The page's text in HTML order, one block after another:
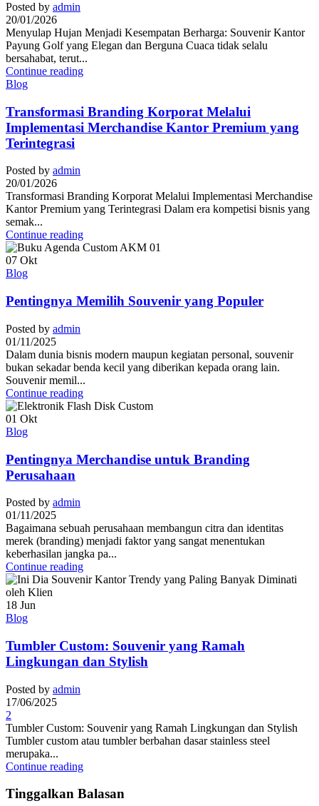
Posted by admin
20/01/2026
Menyulap Hujan Menjadi Kesempatan Berharga: Souvenir Kantor
Payung Golf yang Elegan dan Berguna Cuaca tidak selalu
bersahabat, terut...
Continue reading
Blog
Transformasi Branding Korporat Melalui
Implementasi Merchandise Kantor Premium yang
Terintegrasi
Posted by admin
20/01/2026
Transformasi Branding Korporat Melalui Implementasi Merchandise
Kantor Premium yang Terintegrasi Dalam era kompetisi bisnis yang
semak...
Continue reading
07 Okt
Blog
Pentingnya Memilih Souvenir yang Populer
Posted by admin
01/11/2025
Dalam dunia bisnis modern maupun kegiatan personal, souvenir
bukan sekadar benda kecil yang diberikan kepada orang lain.
Souvenir memil...
Continue reading
01 Okt
Blog
Pentingnya Merchandise untuk Branding
Perusahaan
Posted by admin
01/11/2025
Bagaimana sebuah perusahaan membangun citra dan identitas
merek (branding) menjadi faktor yang sangat menentukan
keberhasilan jangka pa...
Continue reading
18 Jun
Blog
Tumbler Custom: Souvenir yang Ramah
Lingkungan dan Stylish
Posted by admin
17/06/2025
2
Tumbler Custom: Souvenir yang Ramah Lingkungan dan Stylish
Tumbler custom atau tumbler berbahan dasar stainless steel
merupaka...
Continue reading
Tinggalkan Balasan